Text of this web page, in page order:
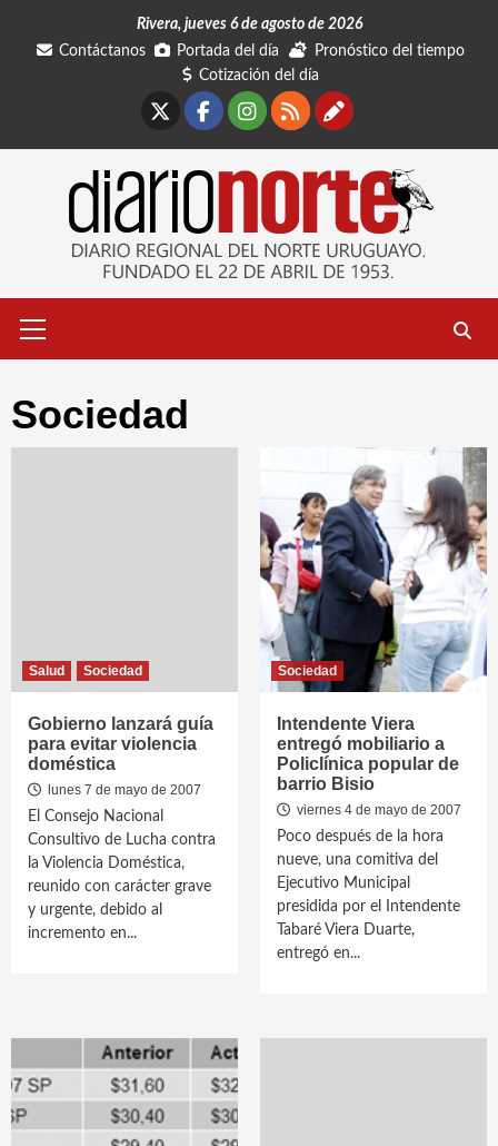
Rivera, jueves 6 de agosto de 2026
Contáctanos
Portada del día
Pronóstico del tiempo
Cotización del día
Facebook
Instagram
RSSContáctanos
primario
Sociedad
Salud Sociedad
Gobierno lanzará guía
para evitar violencia
doméstica
lunes 7 de mayo de 2007
El Consejo Nacional
Consultivo de Lucha contra
la Violencia Doméstica,
reunido con carácter grave
y urgente, debido al
incremento en...
Sociedad
Intendente Viera
entregó mobiliario a
Policlínica popular de
barrio Bisio
viernes 4 de mayo de 2007
Poco después de la hora
nueve, una comitiva del
Ejecutivo Municipal
presidida por el Intendente
Tabaré Viera Duarte,
entregó en...